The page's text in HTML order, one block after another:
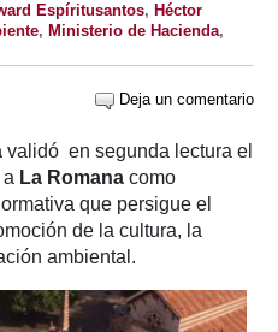
Espíritusantos, Héctor
, Ministerio de Hacienda,
Deja un comentario
validó en segunda lectura el
La Romana como
que persigue el
de la cultura, la
ambiental.